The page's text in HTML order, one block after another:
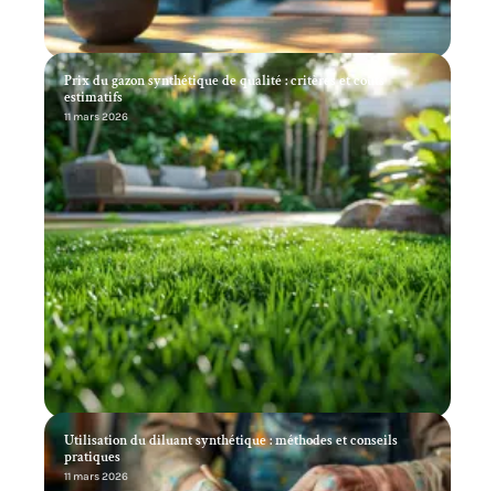
Prix du gazon synthétique de qualité : critères et coûts
estimatifs
11 mars 2026
Utilisation du diluant synthétique : méthodes et conseils
pratiques
11 mars 2026